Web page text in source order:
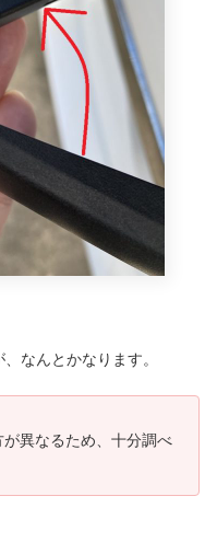
なんとかなります。
異なるため、十分調べ